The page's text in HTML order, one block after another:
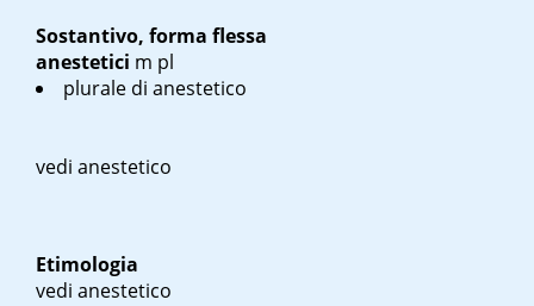
Sostantivo, forma flessa
anestetici m pl
plurale di anestetico
vedi anestetico
Etimologia
vedi anestetico